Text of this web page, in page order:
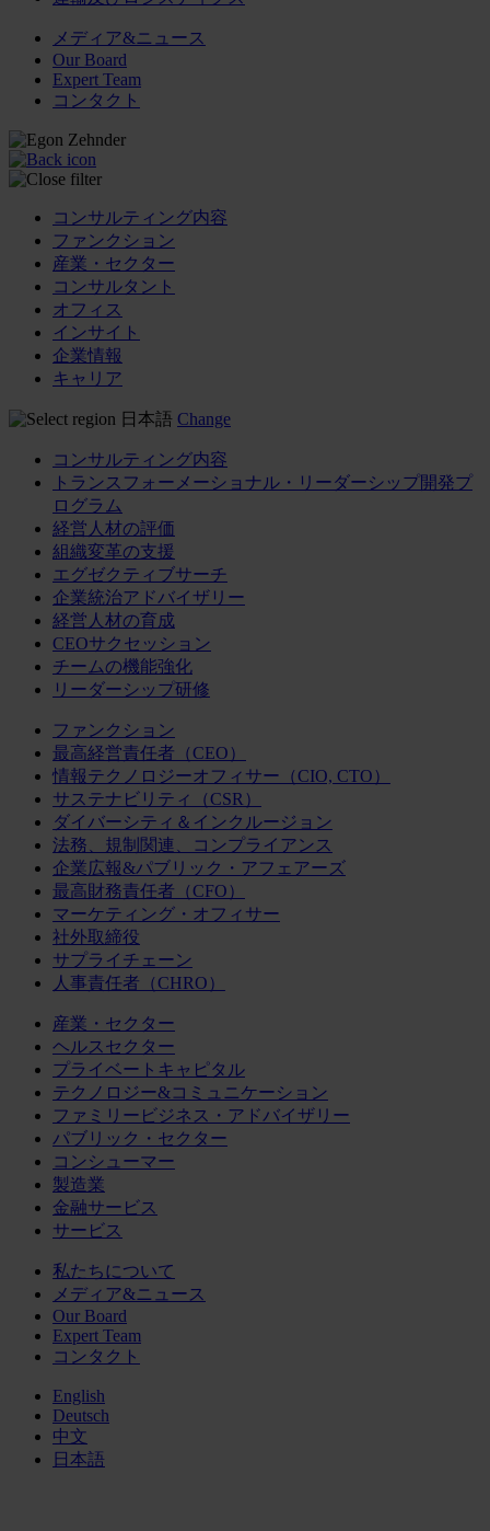
メディア&ニュース
Our Board
Expert Team
コンタクト
コンサルティング内容
ファンクション
産業・セクター
コンサルタント
オフィス
インサイト
企業情報
キャリア
日本語 Change
コンサルティング内容
トランスフォーメーショナル・リーダーシップ開発プ
ログラム
経営人材の評価
組織変革の支援
エグゼクティブサーチ
企業統治アドバイザリー
経営人材の育成
CEOサクセッション
チームの機能強化
リーダーシップ研修
ファンクション
最高経営責任者（CEO）
情報テクノロジーオフィサー（CIO, CTO）
サステナビリティ（CSR）
ダイバーシティ＆インクルージョン
法務、規制関連、コンプライアンス
企業広報&パブリック・アフェアーズ
最高財務責任者（CFO）
マーケティング・オフィサー
社外取締役
サプライチェーン
人事責任者（CHRO）
産業・セクター
ヘルスセクター
プライベートキャピタル
テクノロジー&コミュニケーション
ファミリービジネス・アドバイザリー
パブリック・セクター
コンシューマー
製造業
金融サービス
サービス
私たちについて
メディア&ニュース
Our Board
Expert Team
コンタクト
English
Deutsch
中文
日本語